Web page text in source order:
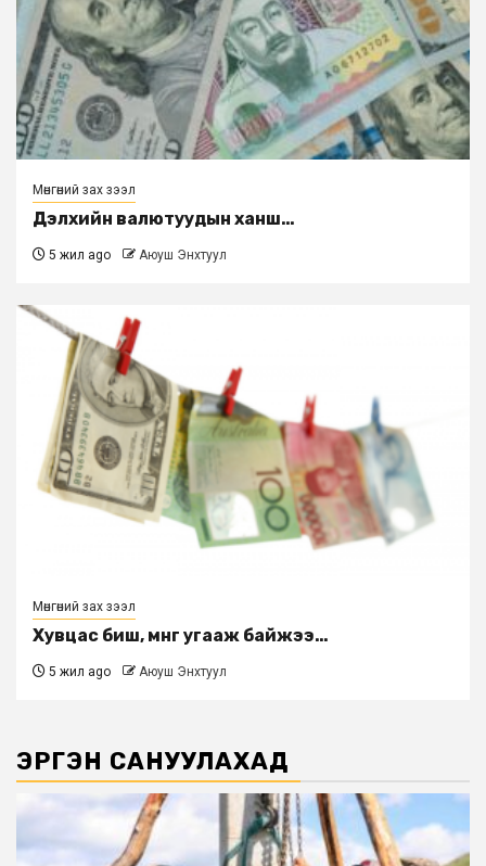
Мөнгөний зах зээл
Дэлхийн валютуудын ханш…
5 жил ago Аюуш Энхтуул
Мөнгөний зах зээл
Хувцас биш, мөнгө угааж байжээ…
5 жил ago Аюуш Энхтуул
ЭРГЭН САНУУЛАХАД